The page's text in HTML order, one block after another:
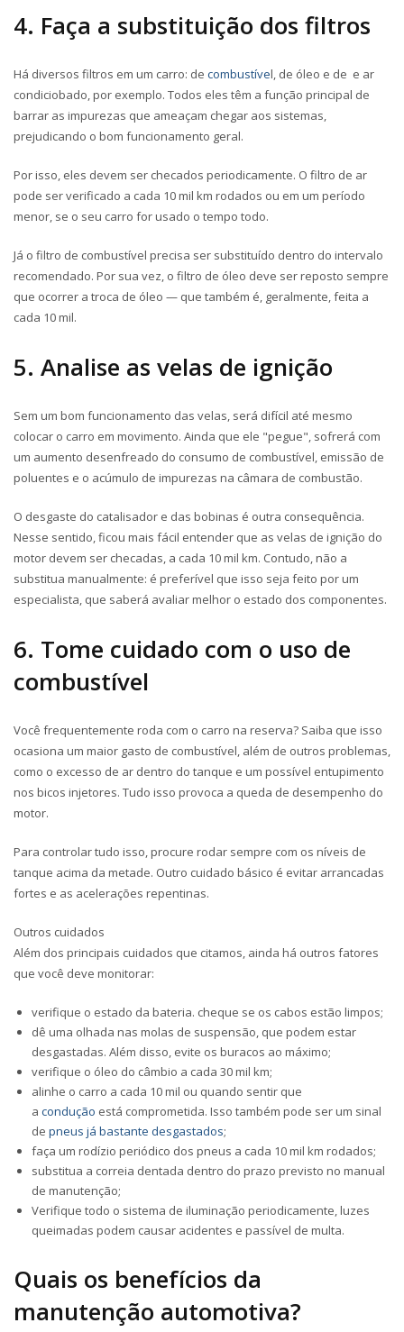
4. Faça a substituição dos filtros
Há diversos filtros em um carro: de combustível, de óleo e de e ar
condiciobado, por exemplo. Todos eles têm a função principal de
barrar as impurezas que ameaçam chegar aos sistemas,
prejudicando o bom funcionamento geral.
Por isso, eles devem ser checados periodicamente. O filtro de ar
pode ser verificado a cada 10 mil km rodados ou em um período
menor, se o seu carro for usado o tempo todo.
Já o filtro de combustível precisa ser substituído dentro do intervalo
recomendado. Por sua vez, o filtro de óleo deve ser reposto sempre
que ocorrer a troca de óleo — que também é, geralmente, feita a
cada 10 mil.
5. Analise as velas de ignição
Sem um bom funcionamento das velas, será difícil até mesmo
colocar o carro em movimento. Ainda que ele "pegue", sofrerá com
um aumento desenfreado do consumo de combustível, emissão de
poluentes e o acúmulo de impurezas na câmara de combustão.
O desgaste do catalisador e das bobinas é outra consequência.
Nesse sentido, ficou mais fácil entender que as velas de ignição do
motor devem ser checadas, a cada 10 mil km. Contudo, não a
substitua manualmente: é preferível que isso seja feito por um
especialista, que saberá avaliar melhor o estado dos componentes.
6. Tome cuidado com o uso de
combustível
Você frequentemente roda com o carro na reserva? Saiba que isso
ocasiona um maior gasto de combustível, além de outros problemas,
como o excesso de ar dentro do tanque e um possível entupimento
nos bicos injetores. Tudo isso provoca a queda de desempenho do
motor.
Para controlar tudo isso, procure rodar sempre com os níveis de
tanque acima da metade. Outro cuidado básico é evitar arrancadas
fortes e as acelerações repentinas.
Outros cuidados
Além dos principais cuidados que citamos, ainda há outros fatores
que você deve monitorar:
verifique o estado da bateria. cheque se os cabos estão limpos;
dê uma olhada nas molas de suspensão, que podem estar
desgastadas. Além disso, evite os buracos ao máximo;
verifique o óleo do câmbio a cada 30 mil km;
alinhe o carro a cada 10 mil ou quando sentir que
a condução está comprometida. Isso também pode ser um sinal
de pneus já bastante desgastados;
faça um rodízio periódico dos pneus a cada 10 mil km rodados;
substitua a correia dentada dentro do prazo previsto no manual
de manutenção;
Verifique todo o sistema de iluminação periodicamente, luzes
queimadas podem causar acidentes e passível de multa.
Quais os benefícios da
manutenção automotiva?